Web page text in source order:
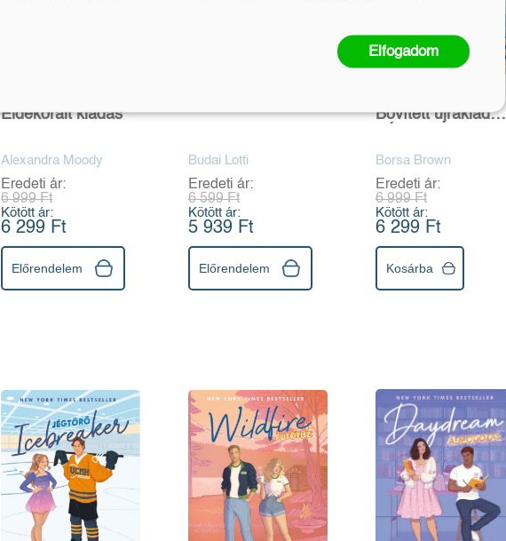
Éldekorált kiadás
Alexandra Moody
Eredeti ár:
6 999 Ft
Kötött ár:
6 299 Ft
Előrendelem
Budai Lotti
Eredeti ár:
6 599 Ft
Kötött ár:
5 939 Ft
Előrendelem
Bővített újrakiadás
Borsa Brown
Eredeti ár:
6 999 Ft
Kötött ár:
6 299 Ft
Kosárba
Elfogadom